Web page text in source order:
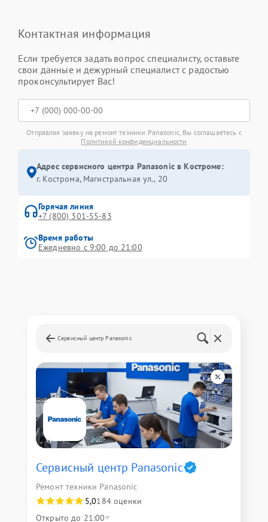
Контактная информация
Если требуется задать вопрос специалисту, оставьте
свои данные и дежурный специалист с радостью
проконсультирует Вас!
Отправляя заявку на ремонт техники Panasonic, Вы соглашаетесь с
Политикой конфиденциальности
Адрес сервисного центра Panasonic в Костроме:
г. Кострома, Магистральная ул., 20
Горячая линия
+7 (800) 301-55-83
Время работы
Ежедневно с 9:00 до 21:00
Сервисный центр Panasonic
Сервисный центр Panasonic
Ремонт техники Panasonic
5,0184 оценки
Открыто до 21:00